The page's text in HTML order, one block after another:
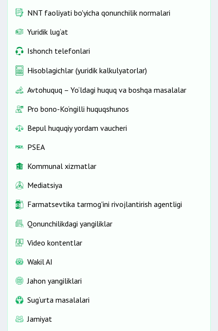
NNT faoliyati bo'yicha qonunchilik normalari
Yuridik lug‘at
Ishonch telefonlari
Hisoblagichlar (yuridik kalkulyatorlar)
Avtohuquq – Yo‘ldagi huquq va boshqa masalalar
Pro bono-Ko‘ngilli huquqshunos
Bepul huquqiy yordam vaucheri
PSEA
Kommunal xizmatlar
Mediatsiya
Farmatsevtika tarmog'ini rivojlantirish agentligi
Qonunchilikdagi yangiliklar
Video kontentlar
Wakil AI
Jahon yangiliklari
Sug‘urta masalalari
Jamiyat